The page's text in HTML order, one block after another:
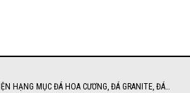
HẠNG MỤC ĐÁ HOA CƯƠNG, ĐÁ GRANITE, ĐÁ